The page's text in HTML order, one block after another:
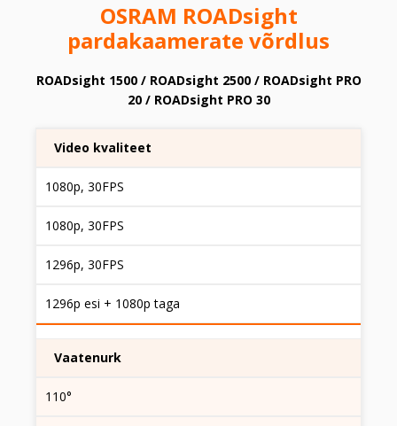
OSRAM ROADsight
pardakaamerate võrdlus
ROADsight 1500 / ROADsight 2500 / ROADsight PRO
20 / ROADsight PRO 30
Video kvaliteet
1080p, 30FPS
1080p, 30FPS
1296p, 30FPS
1296p esi + 1080p taga
Vaatenurk
110°